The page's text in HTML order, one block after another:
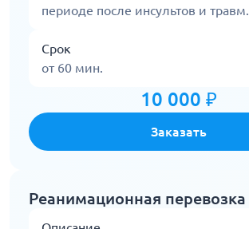
периоде после инсультов и травм.
Срок
от 60 мин.
10 000 ₽
Заказать
Реанимационная перевозка